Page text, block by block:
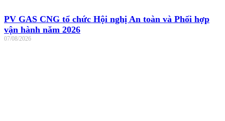
PV GAS CNG tổ chức Hội nghị An toàn và Phối hợp
vận hành năm 2026
07/08/2026